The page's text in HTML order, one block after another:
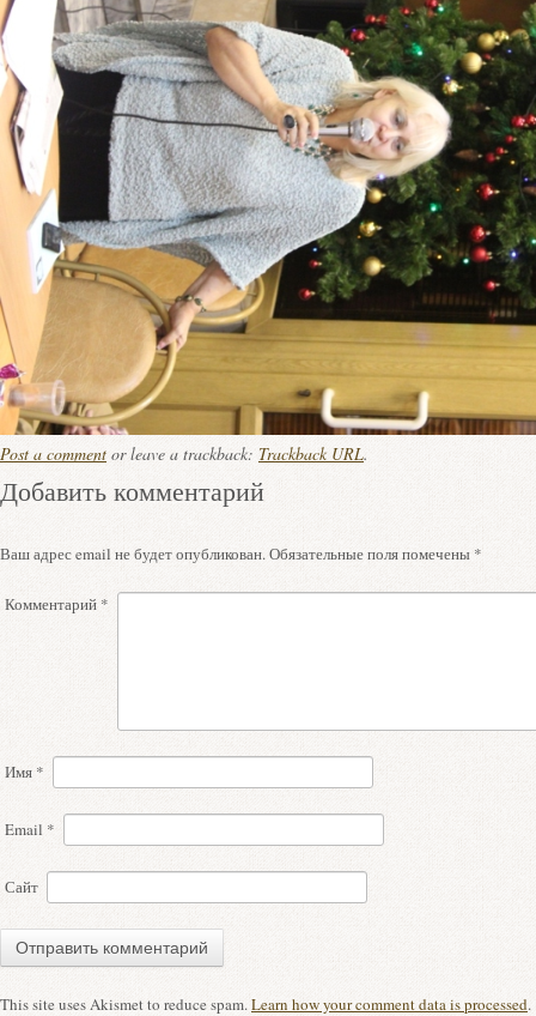
Post a comment or leave a trackback: Trackback URL.
Добавить комментарий
Ваш адрес email не будет опубликован.Обязательные поля помечены *
Комментарий *
Имя *
Email *
Сайт
This site uses Akismet to reduce spam.Learn how your comment data is processed.